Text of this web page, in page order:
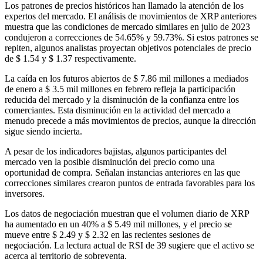
Los patrones de precios históricos han llamado la atención de los
expertos del mercado. El análisis de movimientos de XRP anteriores
muestra que las condiciones de mercado similares en julio de 2023
condujeron a correcciones de 54.65% y 59.73%. Si estos patrones se
repiten, algunos analistas proyectan objetivos potenciales de precio
de $ 1.54 y $ 1.37 respectivamente.
La caída en los futuros abiertos de $ 7.86 mil millones a mediados
de enero a $ 3.5 mil millones en febrero refleja la participación
reducida del mercado y la disminución de la confianza entre los
comerciantes. Esta disminución en la actividad del mercado a
menudo precede a más movimientos de precios, aunque la dirección
sigue siendo incierta.
A pesar de los indicadores bajistas, algunos participantes del
mercado ven la posible disminución del precio como una
oportunidad de compra. Señalan instancias anteriores en las que
correcciones similares crearon puntos de entrada favorables para los
inversores.
Los datos de negociación muestran que el volumen diario de XRP
ha aumentado en un 40% a $ 5.49 mil millones, y el precio se
mueve entre $ 2.49 y $ 2.32 en las recientes sesiones de
negociación. La lectura actual de RSI de 39 sugiere que el activo se
acerca al territorio de sobreventa.